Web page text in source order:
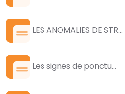
LES ANOMALIES DE STR...
Les signes de ponctu...